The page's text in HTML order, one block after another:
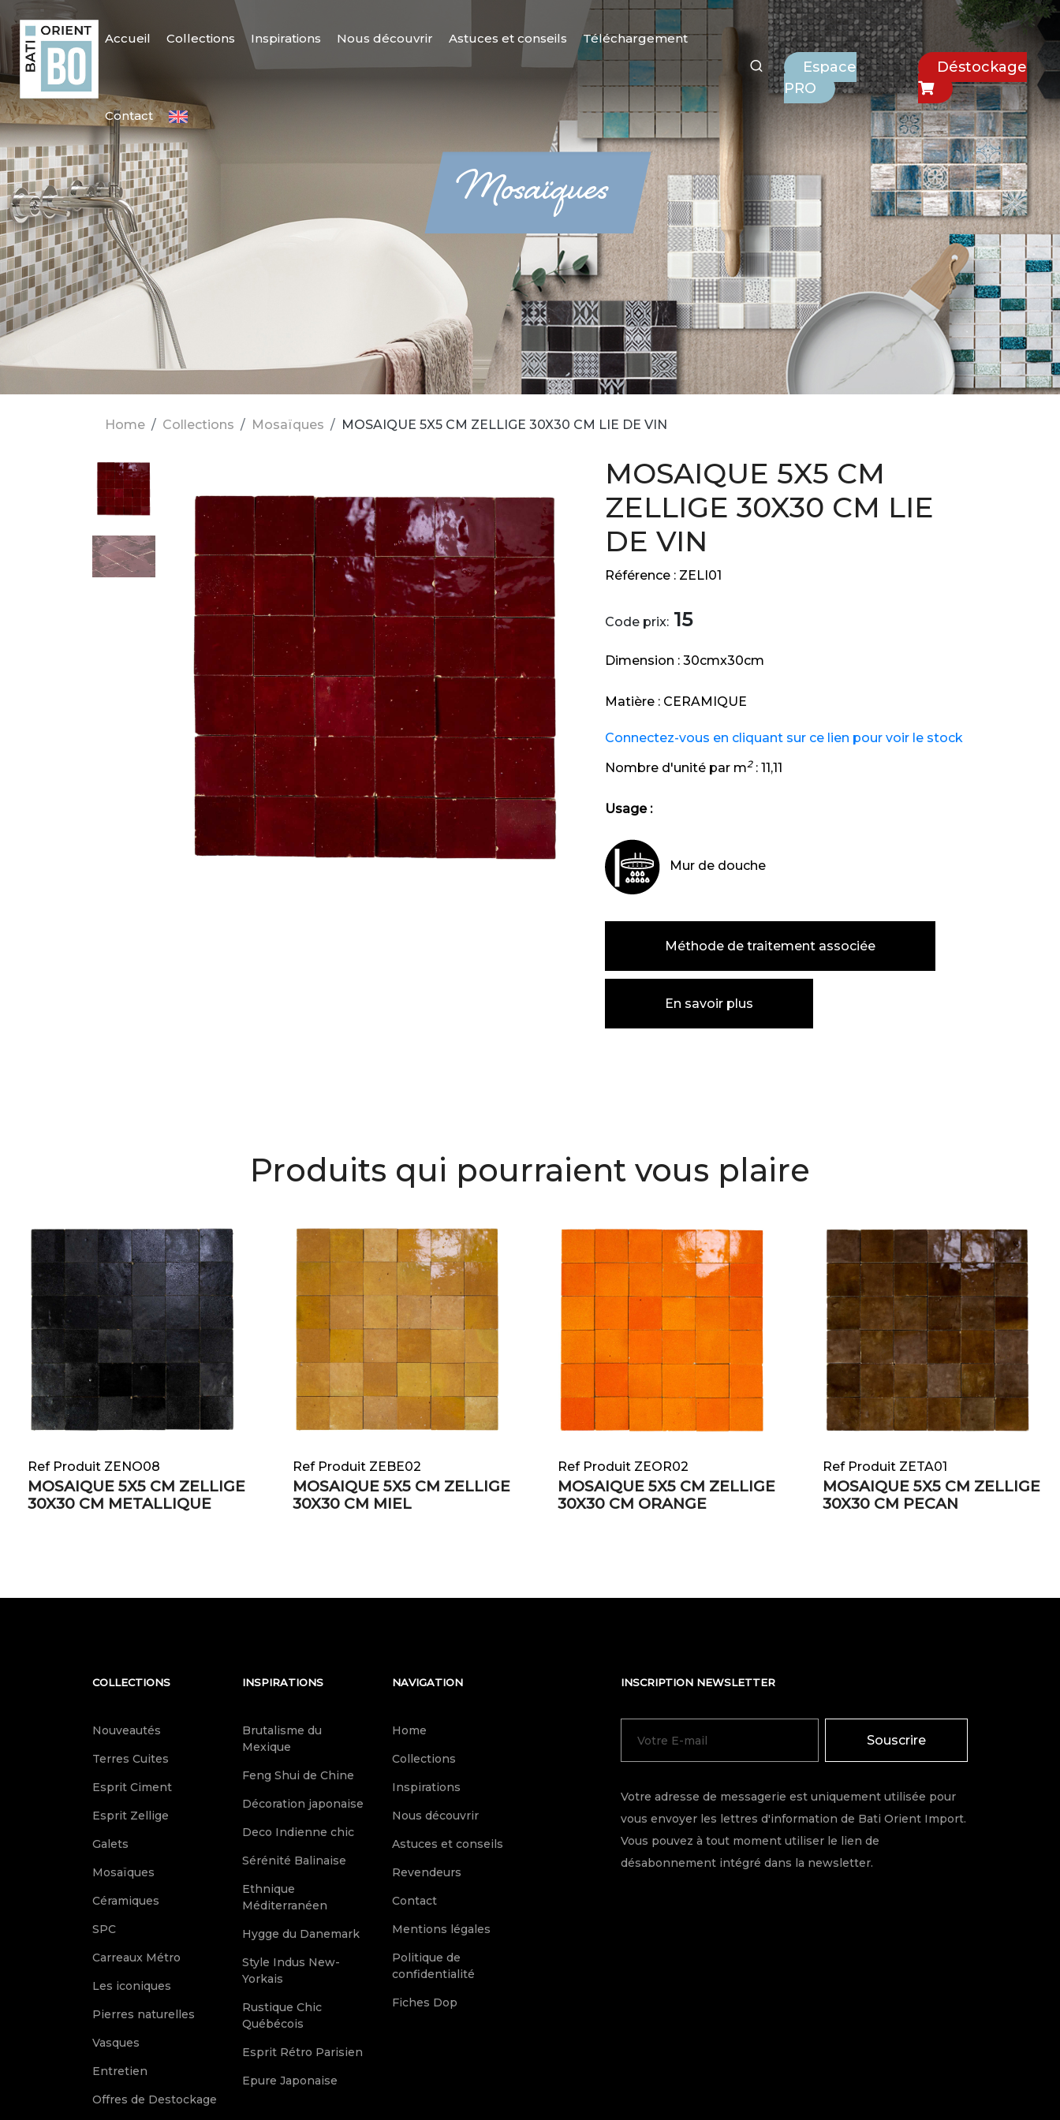
Accueil Collections Inspirations Nous découvrir Astuces et conseils Téléchargement
Contact
Espace
PRO
Déstockage
Mosaïques
Home Collections Mosaïques MOSAIQUE 5X5 CM ZELLIGE 30X30 CM LIE DE VIN
MOSAIQUE 5X5 CM
ZELLIGE 30X30 CM LIE
DE VIN
Référence : ZELI01
Code prix: 15
Dimension : 30cmx30cm
Matière : CERAMIQUE
Connectez-vous en cliquant sur ce lien pour voir le stock
Nombre d'unité par m2: 11,11
Usage :
Mur de douche
Méthode de traitement associée
En savoir plus
Produits qui pourraient vous plaire
Ref Produit ZENO08
MOSAIQUE 5X5 CM ZELLIGE
30X30 CM METALLIQUE
Ref Produit ZEBE02
MOSAIQUE 5X5 CM ZELLIGE
30X30 CM MIEL
Ref Produit ZEOR02
MOSAIQUE 5X5 CM ZELLIGE
30X30 CM ORANGE
Ref Produit ZETA01
MOSAIQUE 5X5 CM ZELLIGE
30X30 CM PECAN
COLLECTIONS
Nouveautés
Terres Cuites
Esprit Ciment
Esprit Zellige
Galets
Mosaïques
Céramiques
SPC
Carreaux Métro
Les iconiques
Pierres naturelles
Vasques
Entretien
Offres de Destockage
INSPIRATIONS
Brutalisme du
Mexique
Feng Shui de Chine
Décoration japonaise
Deco Indienne chic
Sérénité Balinaise
Ethnique
Méditerranéen
Hygge du Danemark
Style Indus New-
Yorkais
Rustique Chic
Québécois
Esprit Rétro Parisien
Epure Japonaise
NAVIGATION
Home
Collections
Inspirations
Nous découvrir
Astuces et conseils
Revendeurs
Contact
Mentions légales
Politique de
confidentialité
Fiches Dop
INSCRIPTION NEWSLETTER
Souscrire
Votre adresse de messagerie est uniquement utilisée pour
vous envoyer les lettres d'information de Bati Orient Import.
Vous pouvez à tout moment utiliser le lien de
désabonnement intégré dans la newsletter.